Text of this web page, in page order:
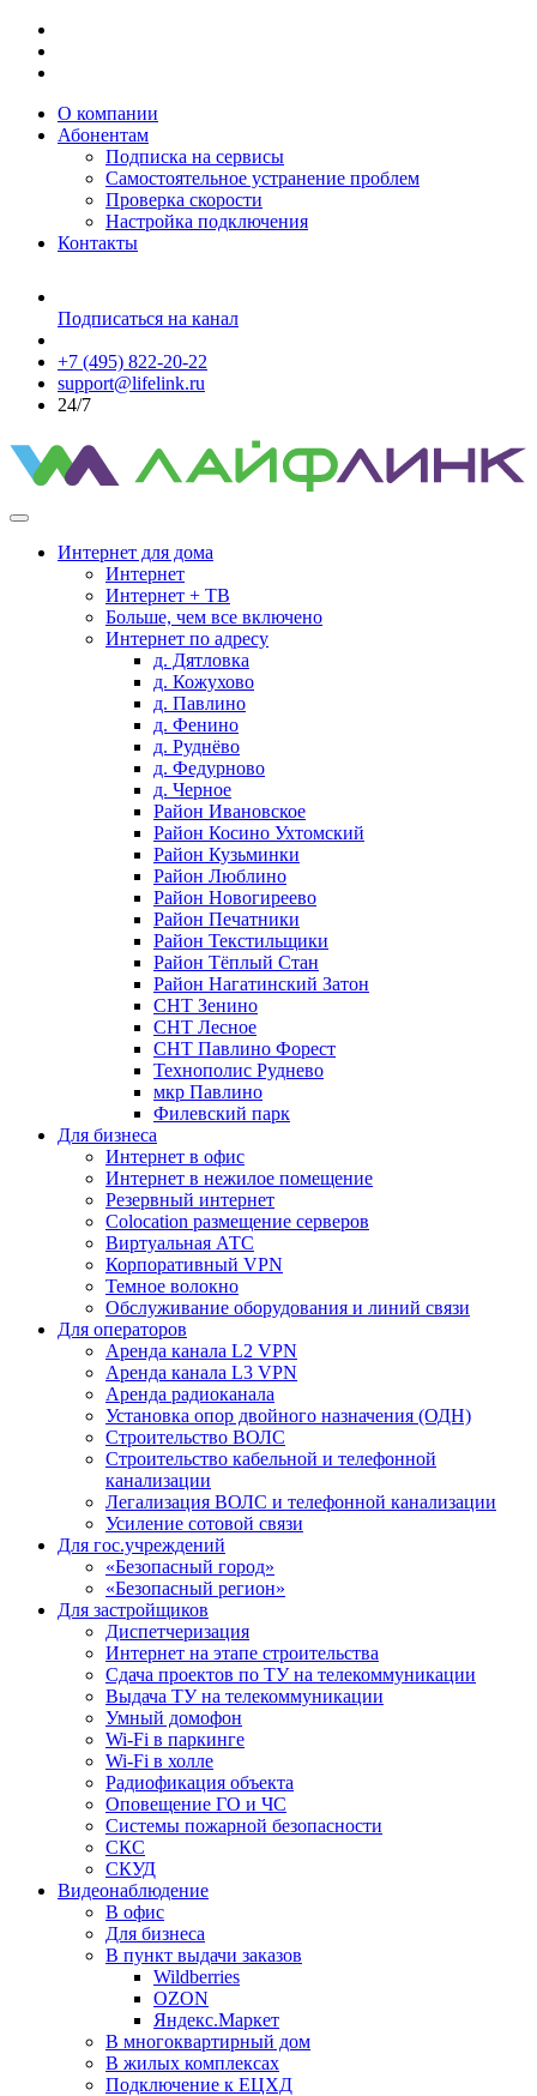
О компании
Абонентам
Подписка на сервисы
Самостоятельное устранение проблем
Проверка скорости
Настройка подключения
Контакты
Подписаться на канал
+7 (495) 822-20-22
support@lifelink.ru
24/7
Интернет для дома
Интернет
Интернет + ТВ
Больше, чем все включено
Интернет по адресу
д. Дятловка
д. Кожухово
д. Павлино
д. Фенино
д. Руднёво
д. Федурново
д. Черное
Район Ивановское
Район Косино Ухтомский
Район Кузьминки
Район Люблино
Район Новогиреево
Район Печатники
Район Текстильщики
Район Тёплый Стан
Район Нагатинский Затон
СНТ Зенино
СНТ Лесное
СНТ Павлино Форест
Технополис Руднево
мкр Павлино
Филевский парк
Для бизнеса
Интернет в офис
Интернет в нежилое помещение
Резервный интернет
Colocation размещение серверов
Виртуальная АТС
Корпоративный VPN
Темное волокно
Обслуживание оборудования и линий связи
Для операторов
Аренда канала L2 VPN
Аренда канала L3 VPN
Аренда радиоканала
Установка опор двойного назначения (ОДН)
Строительство ВОЛС
Строительство кабельной и телефонной
канализации
Легализация ВОЛС и телефонной канализации
Усиление сотовой связи
Для гос.учреждений
«Безопасный город»
«Безопасный регион»
Для застройщиков
Диспетчеризация
Интернет на этапе строительства
Сдача проектов по ТУ на телекоммуникации
Выдача ТУ на телекоммуникации
Умный домофон
Wi-Fi в паркинге
Wi-Fi в холле
Радиофикация объекта
Оповещение ГО и ЧС
Системы пожарной безопасности
СКС
СКУД
Видеонаблюдение
В офис
Для бизнеса
В пункт выдачи заказов
Wildberries
OZON
Яндекс.Маркет
В многоквартирный дом
В жилых комплексах
Подключение к ЕЦХД